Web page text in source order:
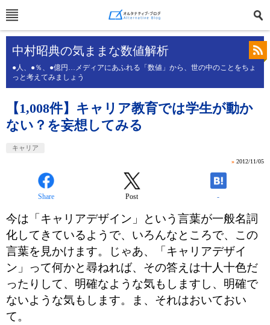
中村昭典の気ままな数値解析
●人、●％、●億円…メディアにあふれる「数値」から、世の中のことをちょ
っと考えてみましょう
【1,008件】キャリア教育では学生が動か
ない？を妄想してみる
キャリア
» 2012/11/05
Share Post -
今は「キャリアデザイン」という言葉が一般名詞
化してきているようで、いろんなところで、この
言葉を見かけます。じゃあ、「キャリアデザイ
ン」って何かと尋ねれば、その答えは十人十色だ
ったりして、明確なような気もしますし、明確で
ないような気もします。ま、それはおいておい
て。